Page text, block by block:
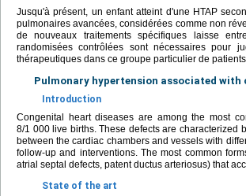
Jusqu'à présent, un enfant atteint d'une HTAP
pulmonaires avancées, considérées comme non
de nouveaux traitements spécifiques laisse
randomisées contrôlées sont nécessaires pour
thérapeutiques dans ce groupe particulier de
Pulmonary hypertension associated with
Introduction
Congenital heart diseases are among the most
8/1 000 live births. These defects are characterized
between the cardiac chambers and vessels with
follow-up and interventions. The most common
atrial septal defects, patent ductus arteriosus) that
State of the art